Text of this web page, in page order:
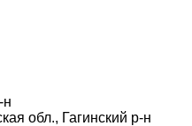
н
обл., Гагинский р-н